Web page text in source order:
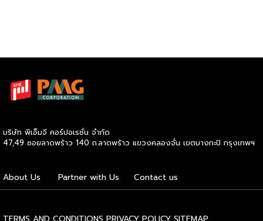
บริษัท พีเอ็มจี คอร์ปอเรชั่น จำกัด
47,49 ซอยลาดพร้าว 140 ถ.ลาดพร้าว แขวงคลองจั่น เขตบางกะปิ กรุงเทพฯ
About Us Partner with Us Contact us
TERMS AND CONDITIONS PRIVACY POLICY SITEMAP